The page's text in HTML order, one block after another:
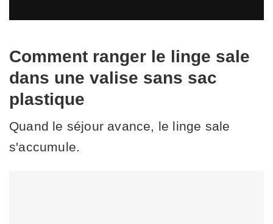
Comment ranger le linge sale
dans une valise sans sac
plastique
Quand le séjour avance, le linge sale
s'accumule.